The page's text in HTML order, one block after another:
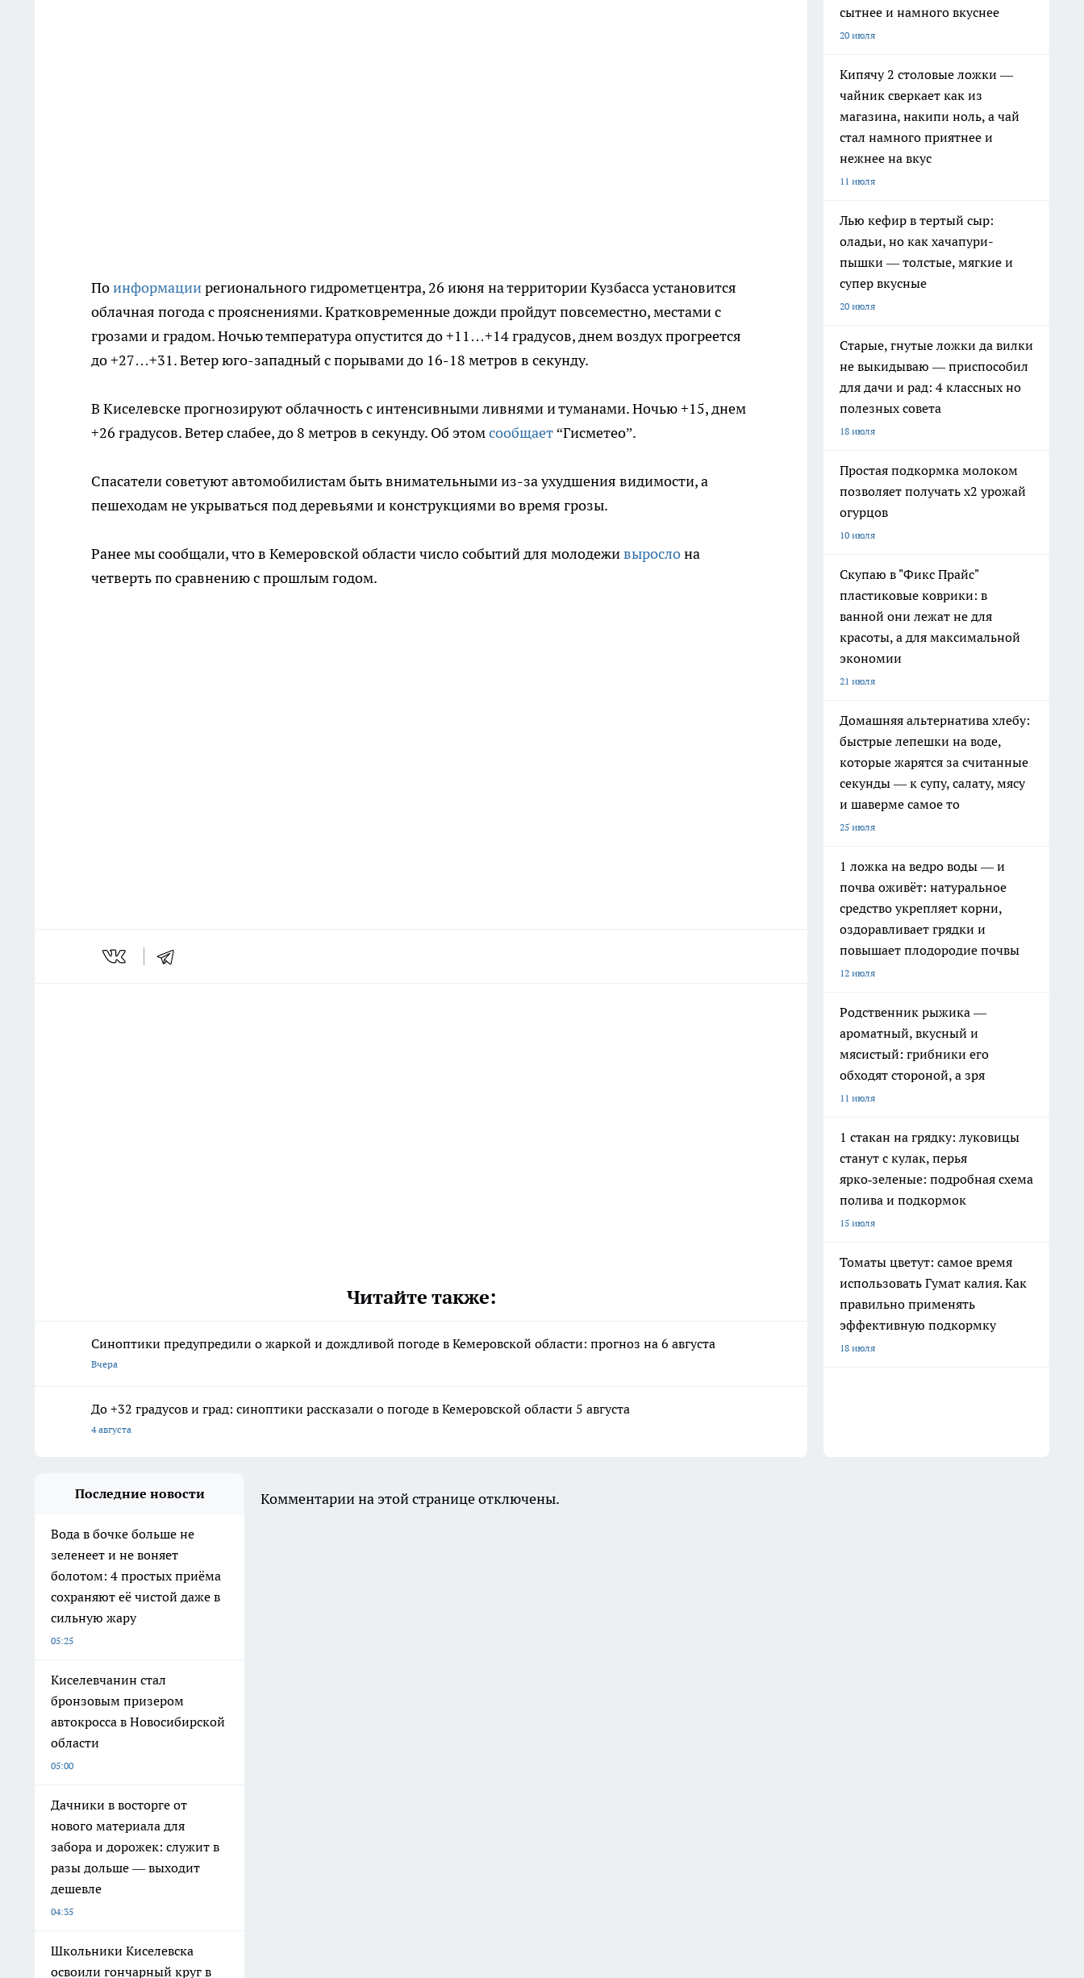
Поинформациирегионального гидрометцентра, 26 июня на территории Кузбасса установится
облачная погода с прояснениями. Кратковременные дожди пройдут повсеместно, местами с
грозами и градом. Ночью температура опустится до +11…+14 градусов, днем воздух прогреется
до +27…+31. Ветер юго-западный с порывами до 16-18 метров в секунду.
В Киселевске прогнозируют облачность с интенсивными ливнями и туманами. Ночью +15, днем
+26 градусов. Ветер слабее, до 8 метров в секунду. Об этомсообщает“Гисметео”.
Спасатели советуют автомобилистам быть внимательными из-за ухудшения видимости, а
пешеходам не укрываться под деревьями и конструкциями во время грозы.
Ранее мы сообщали, что в Кемеровской области число событий для молодеживырослона
четверть по сравнению с прошлым годом.
Читайте также:
Синоптики предупредили о жаркой и дождливой погоде в Кемеровской области: прогноз на 6 августа
Вчера
До +32 градусов и град: синоптики рассказали о погоде в Кемеровской области 5 августа
4 августа
сытнее и намного вкуснее
20 июля
Кипячу 2 столовые ложки —
чайник сверкает как из
магазина, накипи ноль, а чай
стал намного приятнее и
нежнее на вкус
11 июля
Лью кефир в тертый сыр:
оладьи, но как хачапури-
пышки — толстые, мягкие и
супер вкусные
20 июля
Старые, гнутые ложки да вилки
не выкидываю — приспособил
для дачи и рад: 4 классных но
полезных совета
18 июля
Простая подкормка молоком
позволяет получать х2 урожай
огурцов
10 июля
Скупаю в "Фикс Прайс"
пластиковые коврики: в
ванной они лежат не для
красоты, а для максимальной
экономии
21 июля
Домашняя альтернатива хлебу:
быстрые лепешки на воде,
которые жарятся за считанные
секунды — к супу, салату, мясу
и шаверме самое то
25 июля
1 ложка на ведро воды — и
почва оживёт: натуральное
средство укрепляет корни,
оздоравливает грядки и
повышает плодородие почвы
12 июля
Родственник рыжика —
ароматный, вкусный и
мясистый: грибники его
обходят стороной, а зря
11 июля
1 стакан на грядку: луковицы
станут с кулак, перья
ярко‑зеленые: подробная схема
полива и подкормок
15 июля
Томаты цветут: самое время
использовать Гумат калия. Как
правильно применять
эффективную подкормку
18 июля
Последние новости
Вода в бочке больше не
зеленеет и не воняет
болотом: 4 простых приёма
сохраняют её чистой даже в
сильную жару
05:25
Киселевчанин стал
бронзовым призером
автокросса в Новосибирской
области
05:00
Дачники в восторге от
нового материала для
забора и дорожек: служит в
разы дольше — выходит
дешевле
04:35
Школьники Киселевска
освоили гончарный круг в
Комментарии на этой странице отключены.